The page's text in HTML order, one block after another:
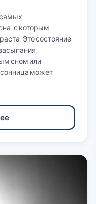
с которым
Это состояние
сном или
может